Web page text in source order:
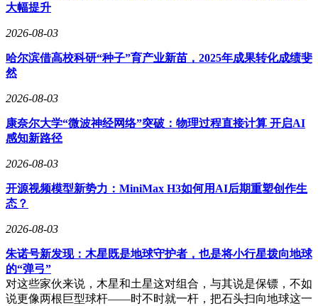
大幅提升
2026-08-03
哈尔滨借高校科研“种子”育产业新苗，2025年成果转化成绩斐
然
2026-08-03
康奈尔大学“微波神经网络”突破：物理过程直接计算 开启AI
感知新路径
2026-08-03
开源视频模型新势力：MiniMax H3如何用AI后期重塑创作生
态？
2026-08-03
朱诺号新发现：木星既是地球守护者，也是将小行星拨向地球
的“弹弓”
对这些家伙来说，木星和土星这对组合，与其说是保镖，不如
说更像两根巨型球杆——时不时就一杆，把石头扫向地球这一